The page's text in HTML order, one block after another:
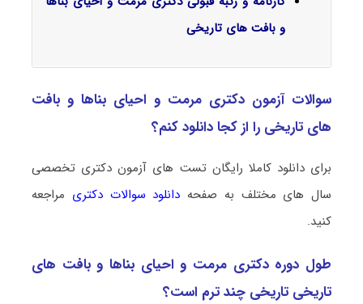
و بافت های تاریخی
سوالات آزمون دکتری مرمت و احیای بناها و بافت
های تاریخی را از کجا دانلود کنم؟
برای دانلود کاملا رایگان تست های آزمون دکتری تخصصی
سال های مختلف به صفحه دانلود سوالات دکتری مراجعه
کنید.
طول دوره دکتری مرمت و احیای بناها و بافت های
تاریخی تاریخی چند ترم است؟